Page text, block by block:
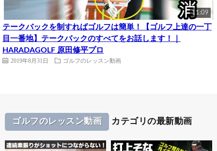
11:09
テークバックを制すればゴルフは簡単！【ゴルフ上達の一丁
目一番地】テークバックのすべてをお話します！｜
HARADAGOLF 原田修平プロ
2019年8月31日 ゴルフのレッスン動画
ゴルフのレッスン動画 カテゴリの最新動画